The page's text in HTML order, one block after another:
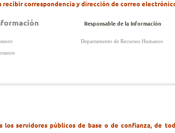
correspondencia y dirección de correo
Responsable de la Información
Departamento de Recursos Humanos
servidores públicos de base o de confianza, de